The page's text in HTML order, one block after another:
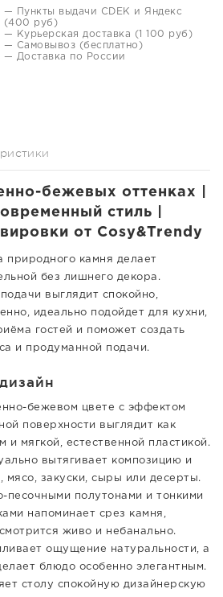
— Пункты выдачи CDEK и Яндекс
(400 руб)
— Курьерская доставка (1 100 руб)
— Самовывоз (бесплатно)
— Доставка по России
бежевых оттенках |
стиль |
от Cosy&Trendy
природного камня делает
без лишнего декора.
выглядит спокойно,
идеально подойдет для кухни,
гостей и поможет создать
и продуманной подачи.
бежевом цвете с эффектом
поверхности выглядит как
и мягкой, естественной пластикой.
вытягивает композицию и
мясо, закуски, сыры или десерты.
песочными полутонами и тонкими
напоминает срез камня,
живо и небанально.
ощущение натуральности, а
блюдо особенно элегантным.
столу спокойную дизайнерскую